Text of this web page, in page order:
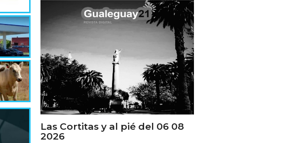
Las Cortitas y al pié del 06 08
2026